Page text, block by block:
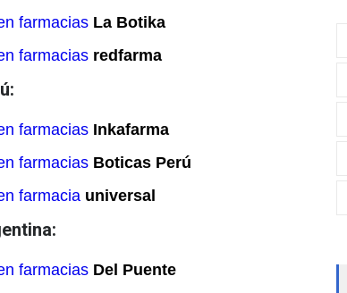
farmacias La Botika
farmacias redfarma
farmacias Inkafarma
farmacias Boticas Perú
farmacia universal
farmacias Del Puente